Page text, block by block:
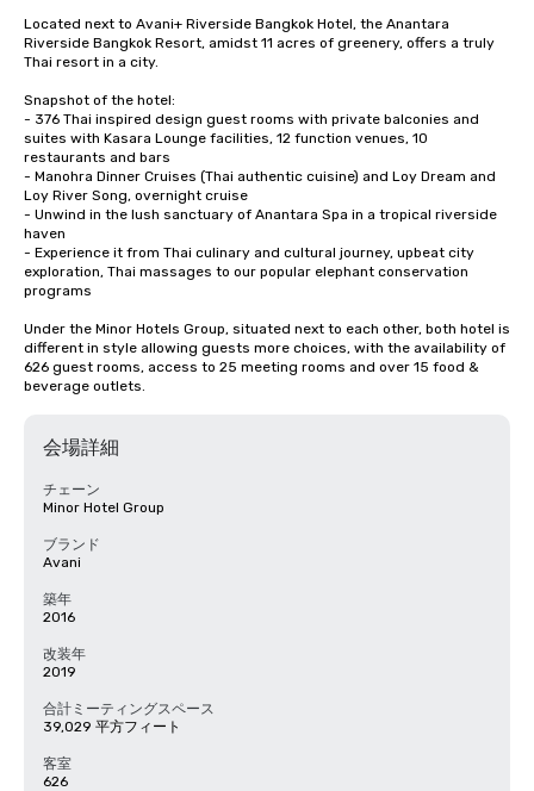
Located next to Avani+ Riverside Bangkok Hotel, the Anantara
Riverside Bangkok Resort, amidst 11 acres of greenery, offers a truly
Thai resort in a city.
Snapshot of the hotel:
- 376 Thai inspired design guest rooms with private balconies and
suites with Kasara Lounge facilities, 12 function venues, 10
restaurants and bars
- Manohra Dinner Cruises (Thai authentic cuisine) and Loy Dream and
Loy River Song, overnight cruise
- Unwind in the lush sanctuary of Anantara Spa in a tropical riverside
haven
- Experience it from Thai culinary and cultural journey, upbeat city
exploration, Thai massages to our popular elephant conservation
programs
Under the Minor Hotels Group, situated next to each other, both hotel is
different in style allowing guests more choices, with the availability of
626 guest rooms, access to 25 meeting rooms and over 15 food &
beverage outlets.
会場詳細
チェーン
Minor Hotel Group
ブランド
Avani
築年
2016
改装年
2019
合計ミーティングスペース
39,029 平方フィート
客室
626